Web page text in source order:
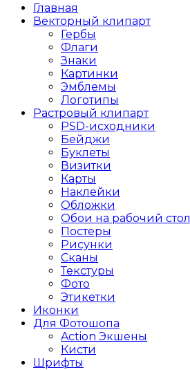
Главная
Векторный клипарт
Гербы
Флаги
Знаки
Картинки
Эмблемы
Логотипы
Растровый клипарт
PSD-исходники
Бейджи
Буклеты
Визитки
Карты
Наклейки
Обложки
Обои на рабочий стол
Постеры
Рисунки
Сканы
Текстуры
Фото
Этикетки
Иконки
Для Фотошопа
Action Экшены
Кисти
Шрифты